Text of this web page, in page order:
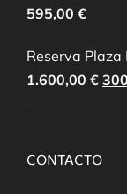
595,00 €
Reserva Plaza
1.600,00€ El
CONTACTO